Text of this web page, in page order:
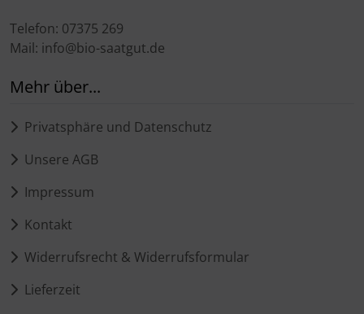
Telefon: 07375 269
Mail: info@bio-saatgut.de
Mehr über...
Privatsphäre und Datenschutz
Unsere AGB
Impressum
Kontakt
Widerrufsrecht & Widerrufsformular
Lieferzeit